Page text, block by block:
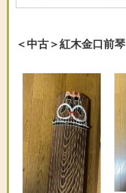
＜中古＞紅木金口前琴